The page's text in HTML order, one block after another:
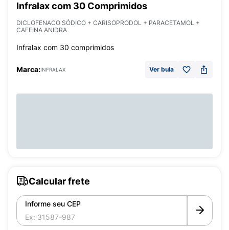
Infralax com 30 Comprimidos
DICLOFENACO SÓDICO + CARISOPRODOL + PARACETAMOL +
CAFEINA ANIDRA
Infralax com 30 comprimidos
Marca:INFRALAX Ver bula
Calcular frete
Informe seu CEP